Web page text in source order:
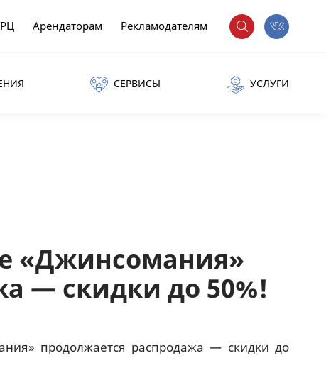
Арендаторам Рекламодателям
СЕРВИСЫ УСЛУГИ
«Джинсомания»
— скидки до 50%!
продолжается распродажа — скидки до